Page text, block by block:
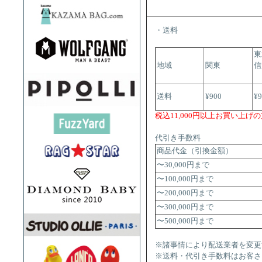
・送料
地域 関東
送料 ¥900
税込11,000円以上お買い上げ
代引き手数料
商品代金（引換金額）
〜30,000円まで
〜100,000円まで
〜200,000円まで
〜300,000円まで
〜500,000円まで
※諸事情により配送業者を変
※送料・代引き手数料はお客